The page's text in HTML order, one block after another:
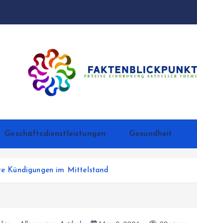
Geschäftsdienstleistungen Gesundheit
Kündigungen im Mittelstand